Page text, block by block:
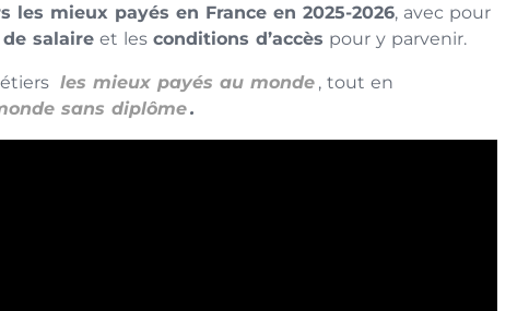
les mieux payés en France en 2025-2026, avec pour
salaire et lesconditions d’accès pour y parvenir.
les mieux payés au monde , tout en
sans diplôme.